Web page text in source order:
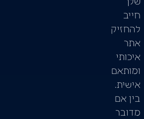
חייב
להחזיק
אתר
איכותי
ומותאם
אישית.
בין אם
מדובר